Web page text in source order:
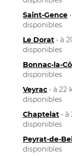
Saint-Gence
disponibles
Le Dorat • à
disponibles
Bonnac-la-
disponibles
Veyrac • à
disponibles
Chaptelat •
disponibles
Peyrat-de-
disponibles